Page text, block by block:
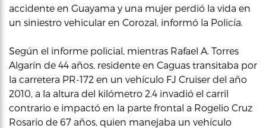
accidente en Guayama y una mujer perdió la vida en
un siniestro vehicular en Corozal, informó la Policía.
Según el informe policial, mientras Rafael A. Torres
Algarín de 44 años, residente en Caguas transitaba por
la carretera PR-172 en un vehículo FJ Cruiser del año
2010, a la altura del kilómetro 2.4 invadió el carril
contrario e impactó en la parte frontal a Rogelio Cruz
Rosario de 67 años, quien manejaba un vehículo